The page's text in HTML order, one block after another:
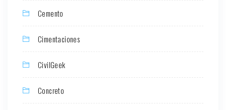
Cemento
Cimentaciones
CivilGeek
Concreto